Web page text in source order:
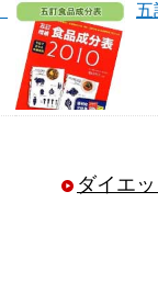
五
ダイエ